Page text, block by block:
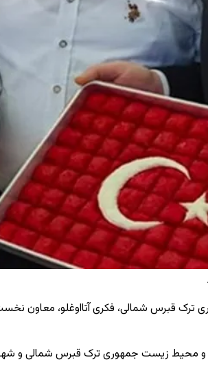
ترک قبرس شمالی، فکری آتااوغلو، معاون
محیط زیست جمهوری ترک قبرس شمالی و